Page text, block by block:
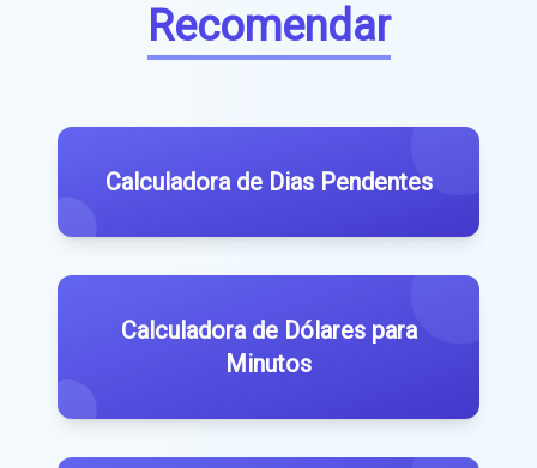
Recomendar
Calculadora de Dias Pendentes
Calculadora de Dólares para
Minutos